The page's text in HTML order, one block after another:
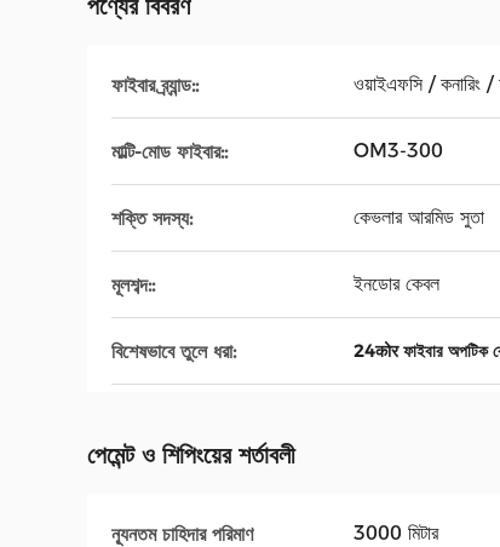
পণ্যের বিবরণ
ফাইবার ব্র্যান্ড:: ওয়াইএফসি / কনারিং /
মাল্টি-মোড ফাইবার:: OM3-300
শক্তি সদস্য: কেভলার আরমিড সুতা
মূলশব্দ:: ইনডোর কেবল
বিশেষভাবে তুলে ধরা: 24कोर ফাইবার অপটিক
পেমেন্ট ও শিপিংয়ের শর্তাবলী
ন্যূনতম চাহিদার পরিমাণ 3000 মিটার